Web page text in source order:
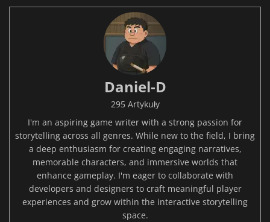
Daniel-D
295 Artykuły
I'm an aspiring game writer with a strong passion for
storytelling across all genres. While new to the field, I bring
a deep enthusiasm for creating engaging narratives,
memorable characters, and immersive worlds that
enhance gameplay. I'm eager to collaborate with
developers and designers to craft meaningful player
experiences and grow within the interactive storytelling
space.